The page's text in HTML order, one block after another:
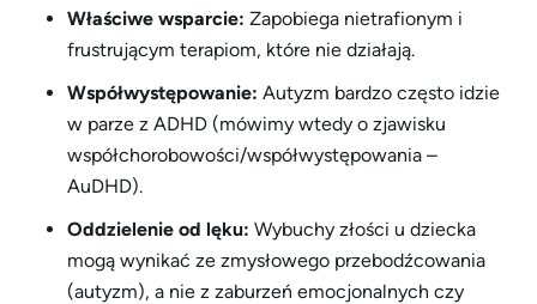
Właściwe wsparcie: Zapobiega nietrafionym i
frustrującym terapiom, które nie działają.
Współwystępowanie: Autyzm bardzo często idzie
w parze z ADHD (mówimy wtedy o zjawisku
współchorobowości/współwystępowania –
AuDHD).
Oddzielenie od lęku: Wybuchy złości u dziecka
mogą wynikać ze zmysłowego przebodźcowania
(autyzm), a nie z zaburzeń emocjonalnych czy